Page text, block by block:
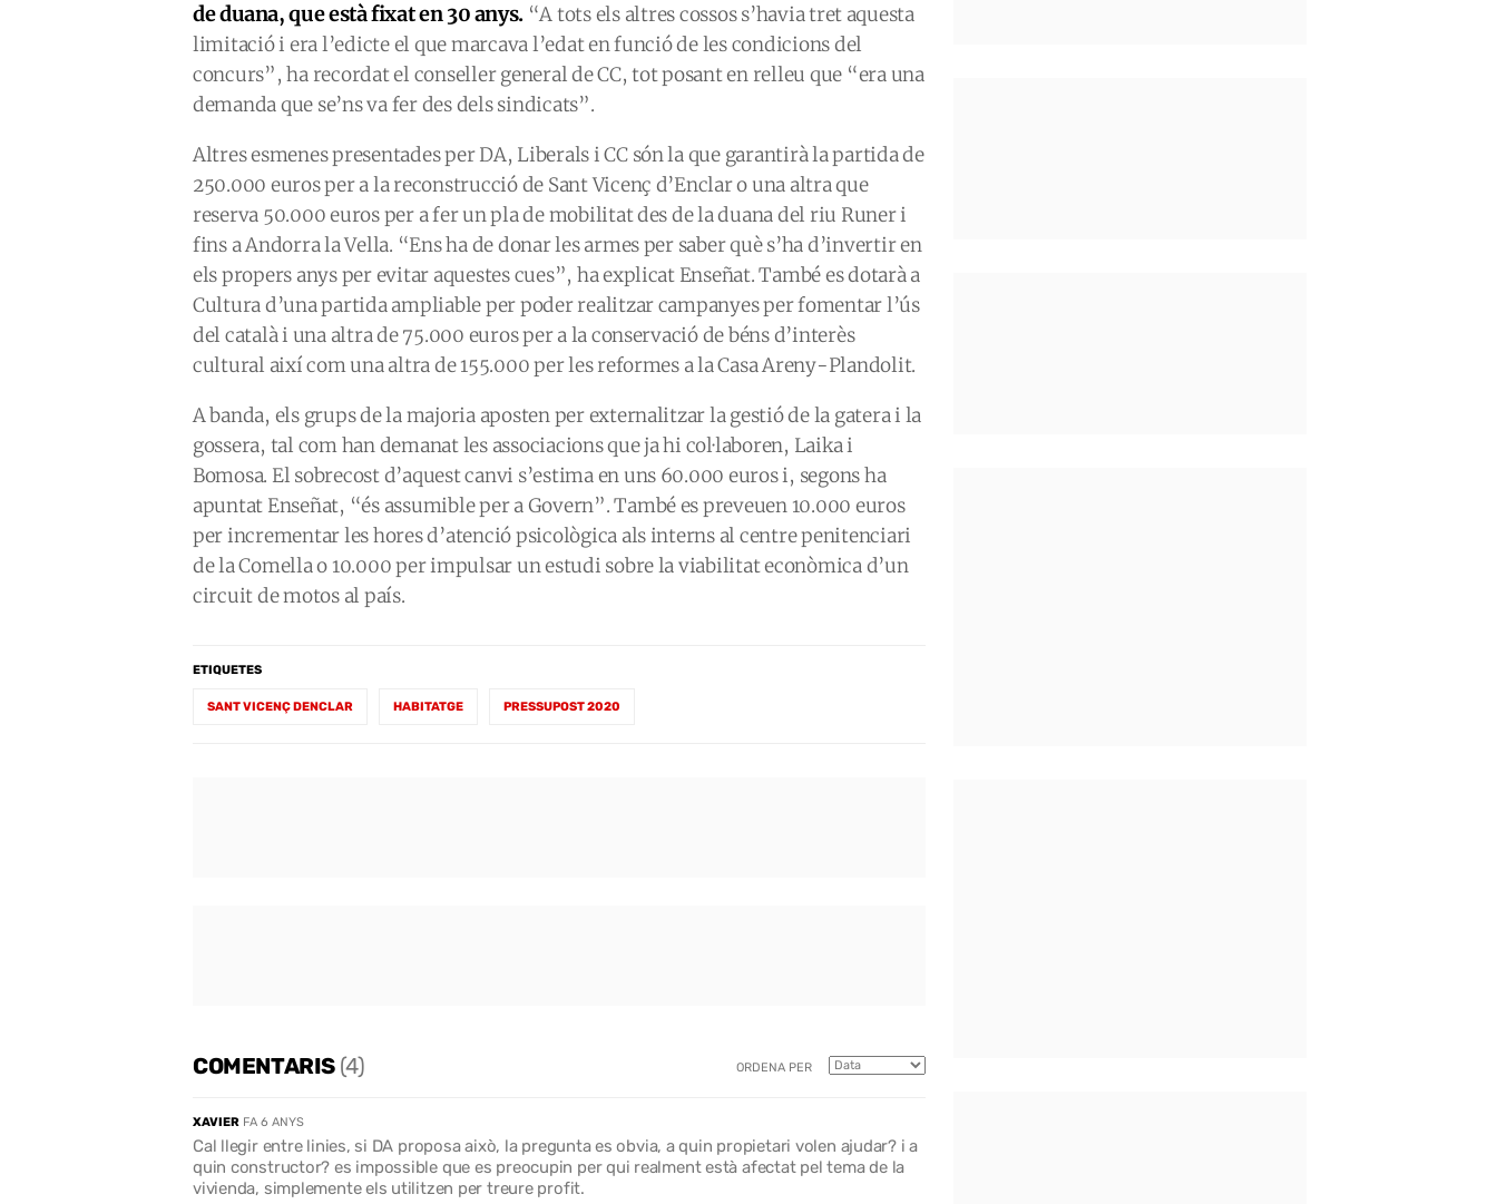
de duana, que està fixat en 30 anys. “A tots els altres cossos s’havia tret aquesta
limitació i era l’edicte el que marcava l’edat en funció de les condicions del
concurs”, ha recordat el conseller general de CC, tot posant en relleu que “era una
demanda que se’ns va fer des dels sindicats”.
Altres esmenes presentades per DA, Liberals i CC són la que garantirà la partida de
250.000 euros per a la reconstrucció de Sant Vicenç d’Enclar o una altra que
reserva 50.000 euros per a fer un pla de mobilitat des de la duana del riu Runer i
fins a Andorra la Vella. “Ens ha de donar les armes per saber què s’ha d’invertir en
els propers anys per evitar aquestes cues”, ha explicat Enseñat. També es dotarà a
Cultura d’una partida ampliable per poder realitzar campanyes per fomentar l’ús
del català i una altra de 75.000 euros per a la conservació de béns d’interès
cultural així com una altra de 155.000 per les reformes a la Casa Areny-Plandolit.
A banda, els grups de la majoria aposten per externalitzar la gestió de la gatera i la
gossera, tal com han demanat les associacions que ja hi col·laboren, Laika i
Bomosa. El sobrecost d’aquest canvi s’estima en uns 60.000 euros i, segons ha
apuntat Enseñat, “és assumible per a Govern”. També es preveuen 10.000 euros
per incrementar les hores d’atenció psicològica als interns al centre penitenciari
de la Comella o 10.000 per impulsar un estudi sobre la viabilitat econòmica d’un
circuit de motos al país.
ETIQUETES
SANT VICENÇ DENCLAR HABITATGE PRESSUPOST 2020
COMENTARIS (4) ORDENA PER
XAVIER FA 6 ANYS
Cal llegir entre linies, si DA proposa això, la pregunta es obvia, a quin propietari volen ajudar? i a
quin constructor? es impossible que es preocupin per qui realment està afectat pel tema de la
vivienda, simplemente els utilitzen per treure profit.